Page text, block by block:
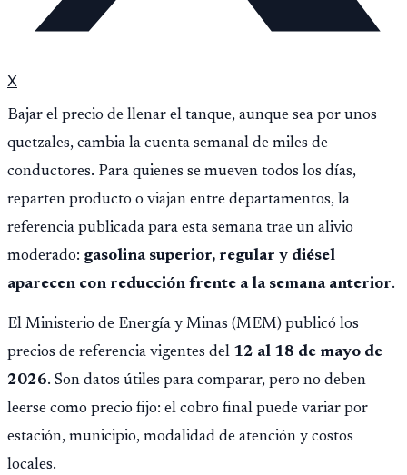
X
Bajar el precio de llenar el tanque, aunque sea por unos
quetzales, cambia la cuenta semanal de miles de
conductores. Para quienes se mueven todos los días,
reparten producto o viajan entre departamentos, la
referencia publicada para esta semana trae un alivio
moderado: gasolina superior, regular y diésel
aparecen con reducción frente a la semana anterior.
El Ministerio de Energía y Minas (MEM) publicó los
precios de referencia vigentes del 12 al 18 de mayo de
2026. Son datos útiles para comparar, pero no deben
leerse como precio fijo: el cobro final puede variar por
estación, municipio, modalidad de atención y costos
locales.